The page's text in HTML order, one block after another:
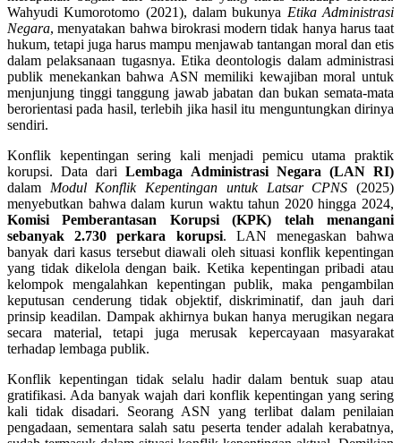
Wahyudi Kumorotomo (2021), dalam bukunya Etika Administrasi
Negara, menyatakan bahwa birokrasi modern tidak hanya harus taat
hukum, tetapi juga harus mampu menjawab tantangan moral dan etis
dalam pelaksanaan tugasnya. Etika deontologis dalam administrasi
publik menekankan bahwa ASN memiliki kewajiban moral untuk
menjunjung tinggi tanggung jawab jabatan dan bukan semata-mata
berorientasi pada hasil, terlebih jika hasil itu menguntungkan dirinya
sendiri.
Konflik kepentingan sering kali menjadi pemicu utama praktik
korupsi. Data dariLembaga Administrasi Negara (LAN RI)
dalam Modul Konflik Kepentingan untuk Latsar CPNS (2025)
menyebutkan bahwa dalam kurun waktu tahun 2020 hingga 2024,
Komisi Pemberantasan Korupsi (KPK) telah menangani
sebanyak 2.730 perkara korupsi. LAN menegaskan bahwa
banyak dari kasus tersebut diawali oleh situasi konflik kepentingan
yang tidak dikelola dengan baik. Ketika kepentingan pribadi atau
kelompok mengalahkan kepentingan publik, maka pengambilan
keputusan cenderung tidak objektif, diskriminatif, dan jauh dari
prinsip keadilan. Dampak akhirnya bukan hanya merugikan negara
secara material, tetapi juga merusak kepercayaan masyarakat
terhadap lembaga publik.
Konflik kepentingan tidak selalu hadir dalam bentuk suap atau
gratifikasi. Ada banyak wajah dari konflik kepentingan yang sering
kali tidak disadari. Seorang ASN yang terlibat dalam penilaian
pengadaan, sementara salah satu peserta tender adalah kerabatnya,